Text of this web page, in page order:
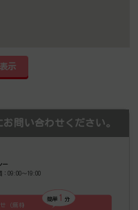
示
問い合わせください。
ー
09:00～19:00
（無料）
簡単 分
1